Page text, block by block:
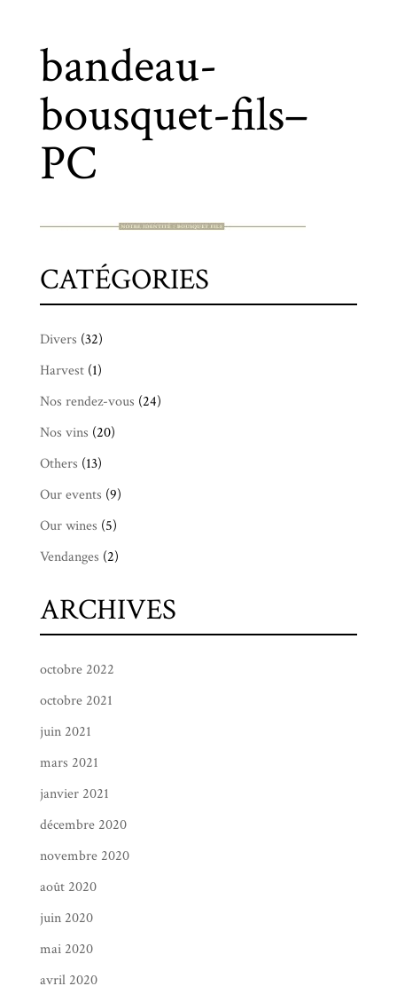
bandeau-
bousquet-fils–
PC
CATÉGORIES
Divers (32)
Harvest(1)
Nos rendez-vous (24)
Nos vins (20)
Others (13)
Our events (9)
Our wines (5)
Vendanges (2)
ARCHIVES
octobre 2022
octobre 2021
juin 2021
mars 2021
janvier 2021
décembre 2020
novembre 2020
août 2020
juin 2020
mai 2020
avril 2020